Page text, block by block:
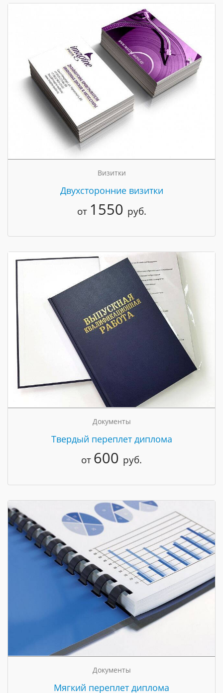
Визитки
Двухсторонние визитки
от 1550 руб.
Документы
Твердый переплет диплома
от 600 руб.
Документы
Мягкий переплет диплома